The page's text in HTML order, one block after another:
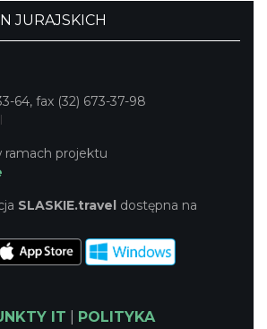
JURAJSKICH
64, fax (32) 673-37-98
ramach projektu
SLASKIE.travel dostępna na
IT
POLITYKA